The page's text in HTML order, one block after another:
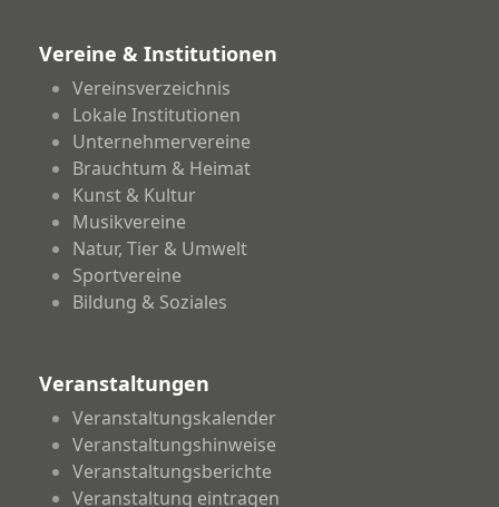
Vereine & Institutionen
Vereinsverzeichnis
Lokale Institutionen
Unternehmervereine
Brauchtum & Heimat
Kunst & Kultur
Musikvereine
Natur, Tier & Umwelt
Sportvereine
Bildung & Soziales
Veranstaltungen
Veranstaltungskalender
Veranstaltungshinweise
Veranstaltungsberichte
Veranstaltung eintragen